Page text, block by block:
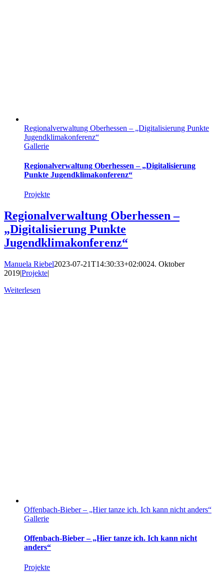
Regionalverwaltung Oberhessen – „Digitalisierung Punkte
Jugendklimakonferenz“
Gallerie
Regionalverwaltung Oberhessen – „Digitalisierung
Punkte Jugendklimakonferenz“
Projekte
Regionalverwaltung Oberhessen –
„Digitalisierung Punkte
Jugendklimakonferenz“
Manuela Riebel2023-07-21T14:30:33+02:0024. Oktober
2019|Projekte|
Weiterlesen
Offenbach-Bieber – „Hier tanze ich. Ich kann nicht anders“
Gallerie
Offenbach-Bieber – „Hier tanze ich. Ich kann nicht
anders“
Projekte